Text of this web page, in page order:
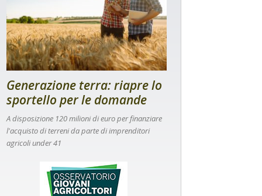
Generazione terra: riapre lo
sportello per le domande
A disposizione 120 milioni di euro per finanziare
l'acquisto di terreni da parte di imprenditori
agricoli under 41